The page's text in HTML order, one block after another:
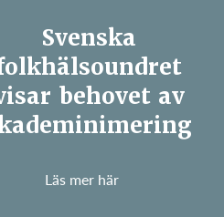
Svenska
behovet av
Läs mer här